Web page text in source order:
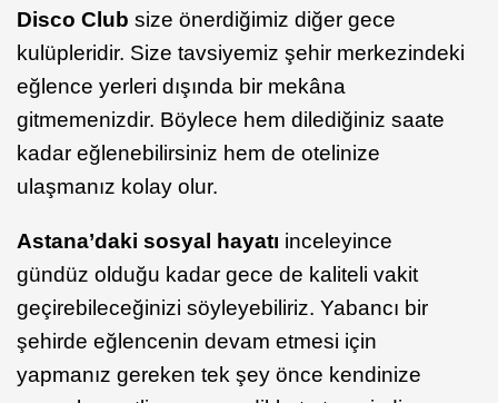
Disco Club size önerdiğimiz diğer gece
kulüpleridir. Size tavsiyemiz şehir merkezindeki
eğlence yerleri dışında bir mekâna
gitmemenizdir. Böylece hem dilediğiniz saate
kadar eğlenebilirsiniz hem de otelinize
ulaşmanız kolay olur.
Astana’daki sosyal hayatı inceleyince
gündüz olduğu kadar gece de kaliteli vakit
geçirebileceğinizi söyleyebiliriz. Yabancı bir
şehirde eğlencenin devam etmesi için
yapmanız gereken tek şey önce kendinize